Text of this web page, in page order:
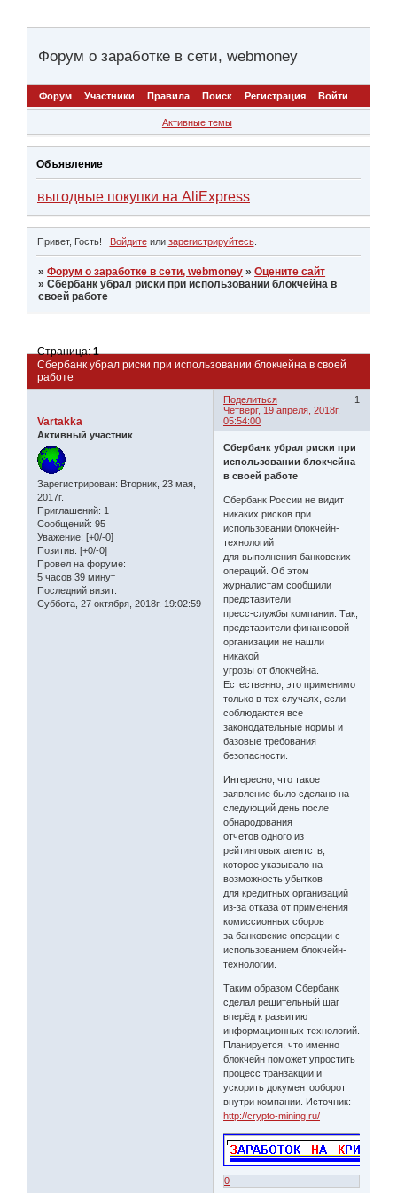
Форум о заработке в сети, webmoney
Форум Участники Правила Поиск Регистрация Войти
Активные темы
Объявление
выгодные покупки на AliExpress
Привет, Гость! Войдитеили зарегистрируйтесь.
»Форум о заработке в сети, webmoney »Оцените сайт
»Сбербанк убрал риски при использовании блокчейна в
своей работе
Сбербанк убрал риски при использовании блокчейна в своей
работе
Страница:1
Поделиться
1
Четверг, 19 апреля, 2018г.
05:54:00
Vartakka
Активный участник
Зарегистрирован: Вторник, 23 мая,
2017г.
Приглашений: 1
Сообщений: 95
Уважение: [+0/-0]
Позитив: [+0/-0]
Провел на форуме:
5 часов 39 минут
Последний визит:
Суббота, 27 октября, 2018г. 19:02:59
Сбербанк убрал риски при
использовании блокчейна
в своей работе
Сбербанк России не видит
никаких рисков при
использовании блокчейн-
технологий
для выполнения банковских
операций. Об этом
журналистам сообщили
представители
пресс-службы компании. Так,
представители финансовой
организации не нашли
никакой
угрозы от блокчейна.
Естественно, это применимо
только в тех случаях, если
соблюдаются все
законодательные нормы и
базовые требования
безопасности.
Интересно, что такое
заявление было сделано на
следующий день после
обнародования
отчетов одного из
рейтинговых агентств,
которое указывало на
возможность убытков
для кредитных организаций
из-за отказа от применения
комиссионных сборов
за банковские операции с
использованием блокчейн-
технологии.
Таким образом Сбербанк
сделал решительный шаг
вперёд к развитию
информационных технологий.
Планируется, что именно
блокчейн поможет упростить
процесс транзакции и
ускорить документооборот
внутри компании. Источник:
http://crypto-mining.ru/
0